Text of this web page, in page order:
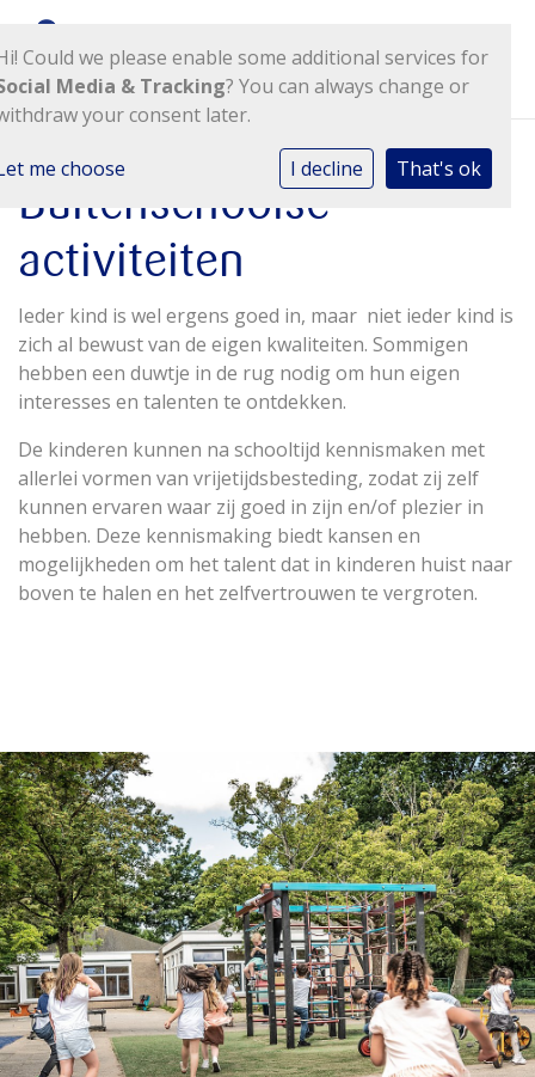
Buitenschoolse
activiteiten
Ieder kind is wel ergens goed in, maar niet ieder kind is
zich al bewust van de eigen kwaliteiten. Sommigen
hebben een duwtje in de rug nodig om hun eigen
interesses en talenten te ontdekken.
De kinderen kunnen na schooltijd kennismaken met
allerlei vormen van vrijetijdsbesteding, zodat zij zelf
kunnen ervaren waar zij goed in zijn en/of plezier in
hebben. Deze kennismaking biedt kansen en
mogelijkheden om het talent dat in kinderen huist naar
boven te halen en het zelfvertrouwen te vergroten.
Could we please enable some additional services for
Media & Tracking? You can always change or
your consent later.
me choose I decline That's ok